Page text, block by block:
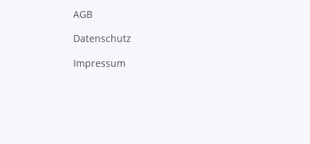
AGB
Datenschutz
Impressum